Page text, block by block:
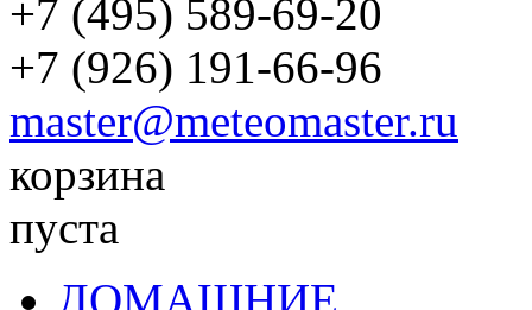
+7 (495) 589-69-20
+7 (926) 191-66-96
master@meteomaster.ru
корзина
пуста